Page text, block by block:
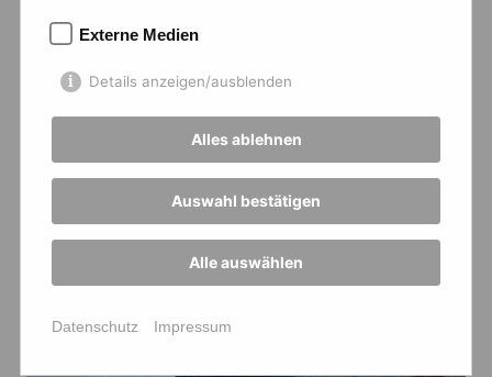
Externe Medien
Details anzeigen/ausblenden
Alles ablehnen
Auswahl bestätigen
Alle auswählen
Datenschutz Impressum